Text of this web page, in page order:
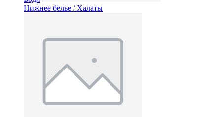
Нижнее белье / Халаты